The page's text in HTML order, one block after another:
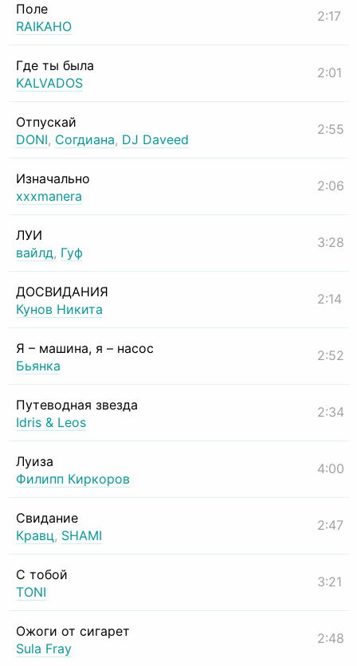
Поле
RAIKAHO
2:17
Где ты была
KALVADOS
2:01
Отпускай
DONI, Согдиана, DJ Daveed
2:55
Изначально
xxxmanera
2:06
ЛУИ
вайлд, Гуф
3:28
ДОСВИДАНИЯ
Кунов Никита
2:14
Я – машина, я – насос
Бьянка
2:52
Путеводная звезда
Idris & Leos
2:34
Луиза
Филипп Киркоров
4:00
Свидание
Кравц, SHAMI
2:47
С тобой
TONI
3:21
Ожоги от сигарет
Sula Fray
2:48